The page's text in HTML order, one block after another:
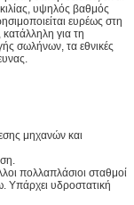
υψηλός βαθμός
ευρέως στη
για τη
σωλήνων, τα εθνικές
μηχανών και
πολλαπλάσιοι σταθμοί
Υπάρχει υδροστατική